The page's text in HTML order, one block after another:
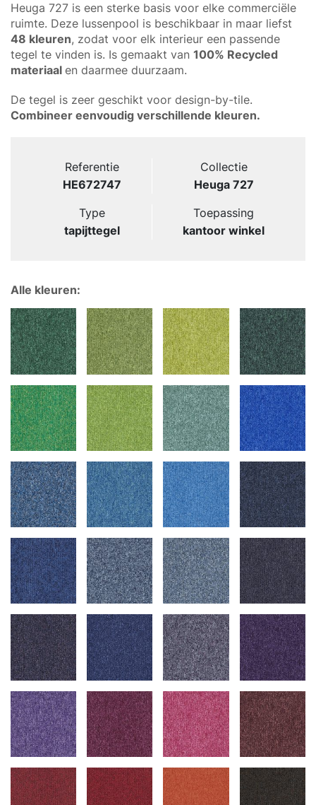
Heuga 727 is een sterke basis voor elke commerciële
ruimte. Deze lussenpool is beschikbaar in maar liefst
48 kleuren, zodat voor elk interieur een passende
tegel te vinden is. Is gemaakt van 100% Recycled
materiaal en daarmee duurzaam.
De tegel is zeer geschikt voor design-by-tile.
Combineer eenvoudig verschillende kleuren.
Referentie
HE672747
Collectie
Heuga 727
Type
tapijttegel
Toepassing
kantoor winkel
Alle kleuren: